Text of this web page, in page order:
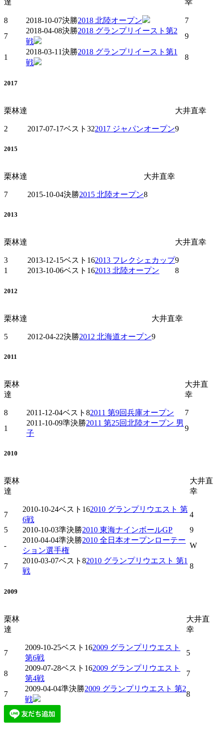
達 幸
8 2018-10-07決勝2018 北陸オープン
7
7
2018-04-08決勝2018 グランプリイースト第2
戦
9
1
2018-03-11決勝2018 グランプリイースト第1
戦
8
2017
栗林達 大井直幸
2 2017-07-17ベスト322017 ジャパンオープン9
2015
栗林達 大井直幸
7 2015-10-04決勝2015 北陸オープン8
2013
栗林達 大井直幸
3 2013-12-15ベスト162013 フレクシェカップ9
1
2013-10-06ベスト162013 北陸オープン 8
2012
栗林達 大井直幸
5 2012-04-22決勝2012 北海道オープン9
2011
栗林
達
大井直
幸
8 2011-12-04ベスト82011 第9回兵庫オープン
7
1
2011-10-09準決勝2011 第25回北陸オープン 男
子
9
2010
栗林
達
大井直
幸
7
2010-10-24ベスト162010 グランプリウエスト 第
6戦
4
5
2010-10-03準決勝2010 東海ナインボールGP
9
-
2010-04-04準決勝2010 全日本オープンローテー
ション選手権
W
7
2010-03-07ベスト82010 グランプリウエスト 第1
戦
8
2009
栗林
達
大井直
幸
7
2009-10-25ベスト162009 グランプリウエスト
第6戦
5
8
2009-07-28ベスト162009 グランプリウエスト
第4戦
7
7
2009-04-04準決勝2009 グランプリウエスト 第2
戦
8